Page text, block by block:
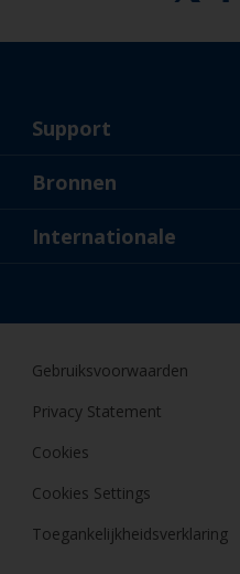
Support
Over ons
Bronnen
Nieuws
Internationale
Gebruiksvoorwaarden
Privacy Statement
Cookies
Cookies Settings
Toegankelijkheidsverklaring